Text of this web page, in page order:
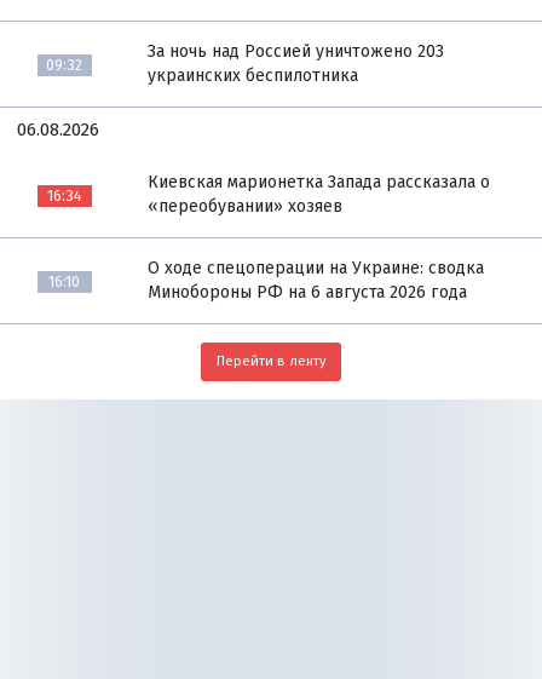
09:32
За ночь над Россией уничтожено 203
украинских беспилотника
06.08.2026
16:34
Киевская марионетка Запада рассказала о
«переобувании» хозяев
16:10
О ходе спецоперации на Украине: сводка
Минобороны РФ на 6 августа 2026 года
Перейти в ленту